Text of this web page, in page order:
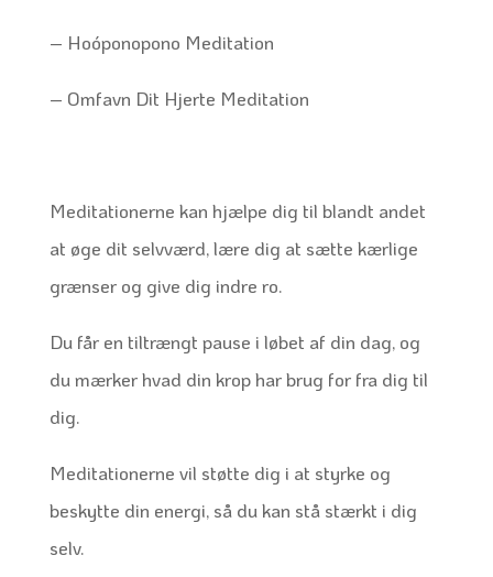
– Hoóponopono Meditation
– Omfavn Dit Hjerte Meditation
Meditationerne kan hjælpe dig til blandt andet
at øge dit selvværd, lære dig at sætte kærlige
grænser og give dig indre ro.
Du får en tiltrængt pause i løbet af din dag, og
du mærker hvad din krop har brug for fra dig til
dig.
Meditationerne vil støtte dig i at styrke og
beskytte din energi, så du kan stå stærkt i dig
selv.